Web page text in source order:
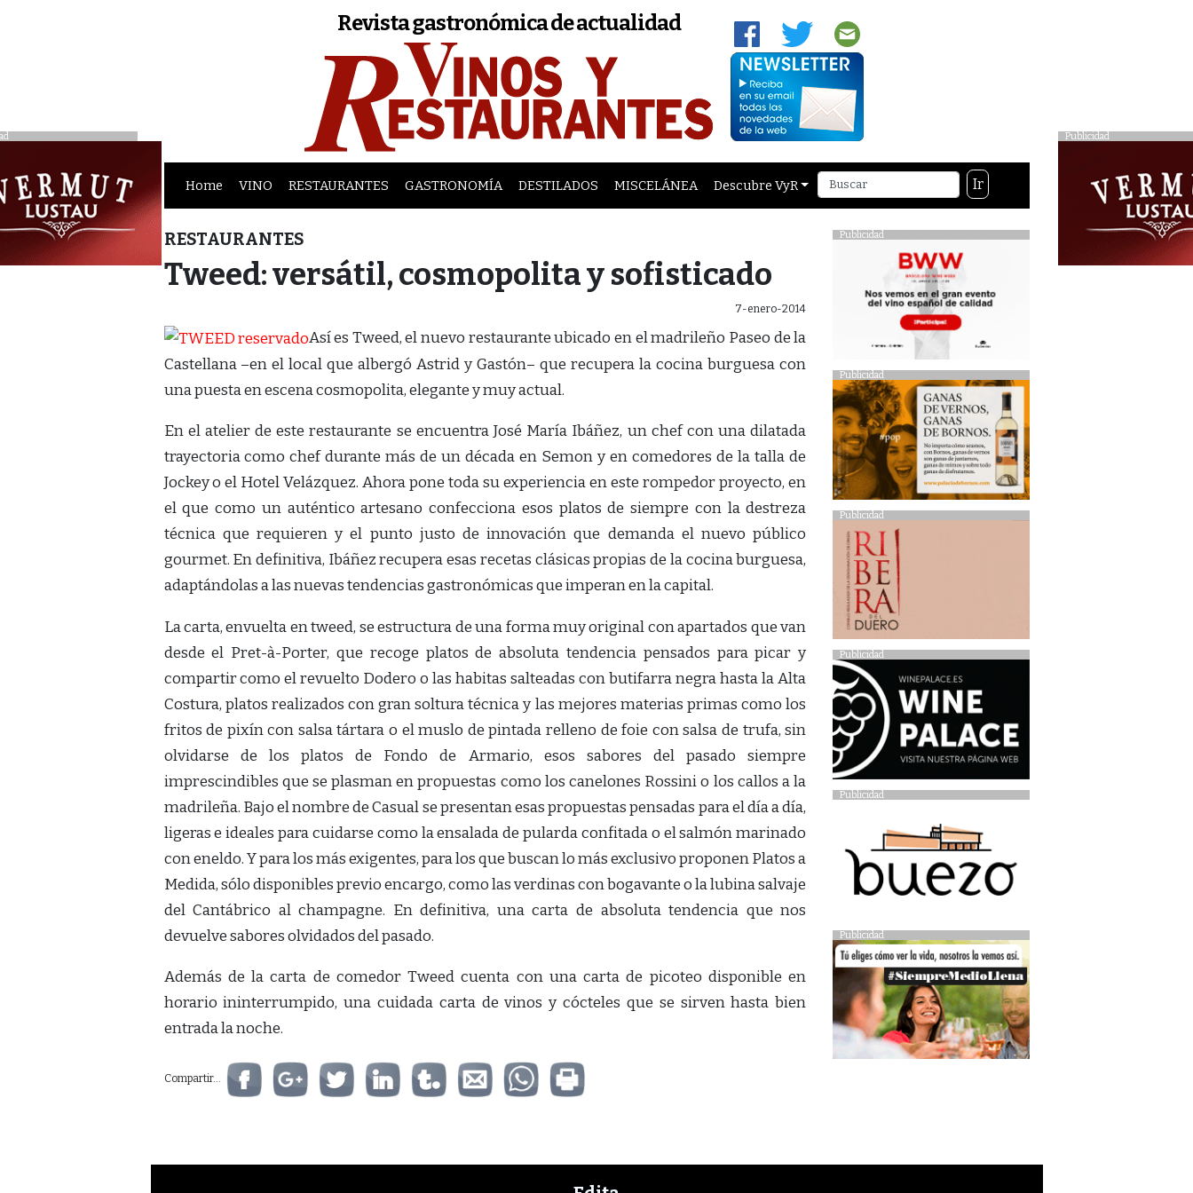
Publicidad
Revista gastronómica de actualidad
Home VINO RESTAURANTES GASTRONOMÍA DESTILADOS MISCELÁNEA Descubre VyR Ir
RESTAURANTES
Tweed: versátil, cosmopolita y sofisticado
7-enero-2014
Así es Tweed, el nuevo restaurante ubicado en el madrileño Paseo de la
Castellana –en el local que albergó Astrid y Gastón– que recupera la cocina burguesa con
una puesta en escena cosmopolita, elegante y muy actual.
En el atelier de este restaurante se encuentra José María Ibáñez, un chef con una dilatada
trayectoria como chef durante más de un década en Semon y en comedores de la talla de
Jockey o el Hotel Velázquez. Ahora pone toda su experiencia en este rompedor proyecto, en
el que como un auténtico artesano confecciona esos platos de siempre con la destreza
técnica que requieren y el punto justo de innovación que demanda el nuevo público
gourmet. En definitiva, Ibáñez recupera esas recetas clásicas propias de la cocina burguesa,
adaptándolas a las nuevas tendencias gastronómicas que imperan en la capital.
La carta, envuelta en tweed, se estructura de una forma muy original con apartados que van
desde el Pret-à-Porter, que recoge platos de absoluta tendencia pensados para picar y
compartir como el revuelto Dodero o las habitas salteadas con butifarra negra hasta la Alta
Costura, platos realizados con gran soltura técnica y las mejores materias primas como los
fritos de pixín con salsa tártara o el muslo de pintada relleno de foie con salsa de trufa, sin
olvidarse de los platos de Fondo de Armario, esos sabores del pasado siempre
imprescindibles que se plasman en propuestas como los canelones Rossini o los callos a la
madrileña. Bajo el nombre de Casual se presentan esas propuestas pensadas para el día a día,
ligeras e ideales para cuidarse como la ensalada de pularda confitada o el salmón marinado
con eneldo. Y para los más exigentes, para los que buscan lo más exclusivo proponen Platos a
Medida, sólo disponibles previo encargo, como las verdinas con bogavante o la lubina salvaje
del Cantábrico al champagne. En definitiva, una carta de absoluta tendencia que nos
devuelve sabores olvidados del pasado.
Además de la carta de comedor Tweed cuenta con una carta de picoteo disponible en
horario ininterrumpido, una cuidada carta de vinos y cócteles que se sirven hasta bien
entrada la noche.
Compartir...
Publicidad
Publicidad
Publicidad
Publicidad
Publicidad
Publicidad